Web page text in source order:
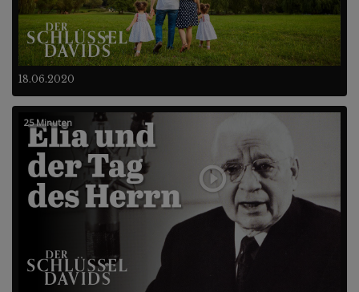
18.06.2020
25 Minuten